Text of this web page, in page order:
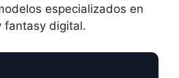
especializados en
fantasy digital.